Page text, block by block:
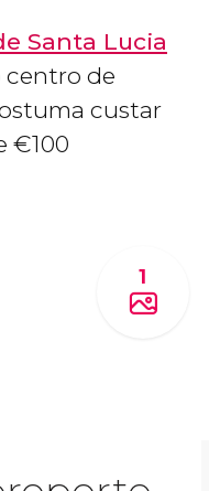
Santa Lucia
centro de
custar
€100
1